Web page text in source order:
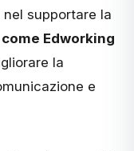
supportare la
Edworking
la
e